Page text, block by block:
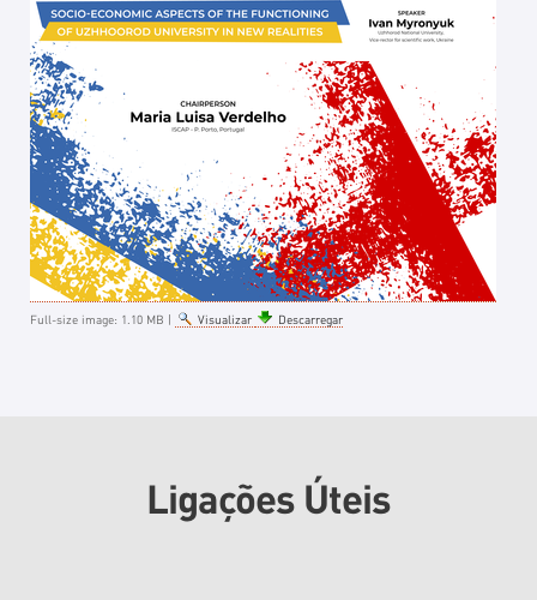
Full-size image: 1.10 MB | Visualizar Descarregar
Ligações Úteis